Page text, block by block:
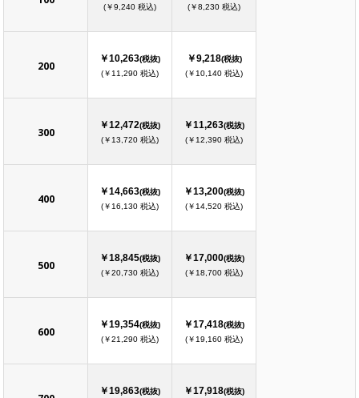
(￥9,240 税込)
(￥8,230 税込)
200
￥10,263(税抜)
(￥11,290 税込)
￥9,218(税抜)
(￥10,140 税込)
300
￥12,472(税抜)
(￥13,720 税込)
￥11,263(税抜)
(￥12,390 税込)
400
￥14,663(税抜)
(￥16,130 税込)
￥13,200(税抜)
(￥14,520 税込)
500
￥18,845(税抜)
(￥20,730 税込)
￥17,000(税抜)
(￥18,700 税込)
600
￥19,354(税抜)
(￥21,290 税込)
￥17,418(税抜)
(￥19,160 税込)
￥19,863(税抜) ￥17,918(税抜)